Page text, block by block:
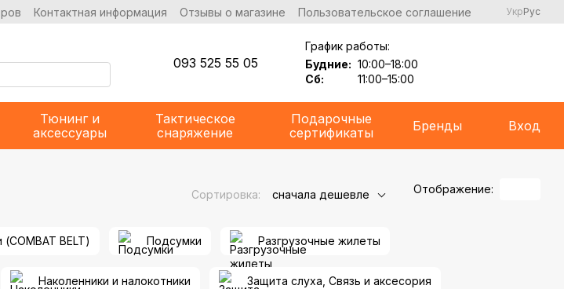
Контактная информация Отзывы о магазине Пользовательское соглашение УкрРус
093 525 55 05
График работы:
Будние: 10:00–18:00
Сб:
11:00–15:00
Тюнинг и
аксессуары
Тактическое
снаряжение
Подарочные
сертификаты
Бренды Вход
Сортировка: сначала дешевле Отображение:
BELT) Подсумки Разгрузочные жилеты
Наколенники и налокотники Защита слуха, Связь и аксесория